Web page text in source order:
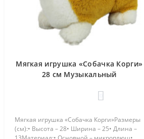
Мягкая игрушка «Собачка Корги»
28 см Музыкальный
Мягкая игрушка «Собачка Корги»Размеры
(см):• Высота – 28• Ширина – 25• Длина –